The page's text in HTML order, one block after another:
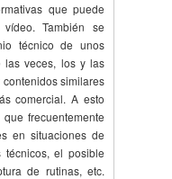
que puede
También se
técnico de unos
las veces, los y las
similares
comercial. A esto
frecuentemente
en situaciones de
el posible
de rutinas, etc.